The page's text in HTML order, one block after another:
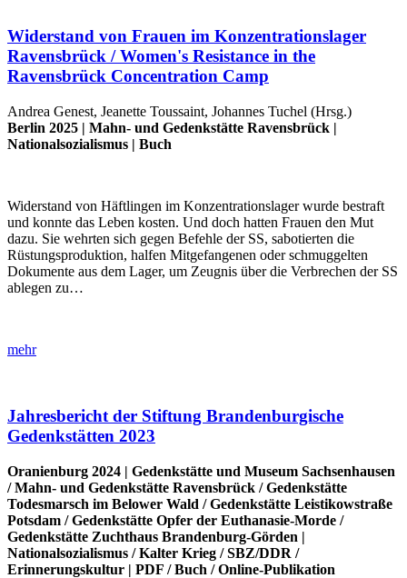
Widerstand von Frauen im Konzentrationslager
Ravensbrück / Women's Resistance in the
Ravensbrück Concentration Camp
Andrea Genest, Jeanette Toussaint, Johannes Tuchel (Hrsg.)
Berlin 2025 | Mahn- und Gedenkstätte Ravensbrück |
Nationalsozialismus | Buch
Widerstand von Häftlingen im Konzentrationslager wurde bestraft
und konnte das Leben kosten. Und doch hatten Frauen den Mut
dazu. Sie wehrten sich gegen Befehle der SS, sabotierten die
Rüstungsproduktion, halfen Mitgefangenen oder schmuggelten
Dokumente aus dem Lager, um Zeugnis über die Verbrechen der SS
ablegen zu…
mehr
Jahresbericht der Stiftung Brandenburgische
Gedenkstätten 2023
Oranienburg 2024 | Gedenkstätte und Museum Sachsenhausen
/Mahn- und Gedenkstätte Ravensbrück /Gedenkstätte
Todesmarsch im Belower Wald /Gedenkstätte Leistikowstraße
Potsdam /Gedenkstätte Opfer der Euthanasie-Morde /
Gedenkstätte Zuchthaus Brandenburg-Görden |
Nationalsozialismus /Kalter Krieg /SBZ/DDR /
Erinnerungskultur | PDF /Buch /Online-Publikation